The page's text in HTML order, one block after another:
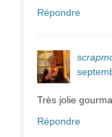
Répondre
Très jolie
Répondre